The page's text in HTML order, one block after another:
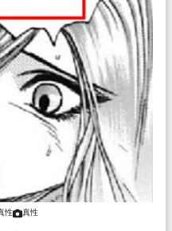
性 真性